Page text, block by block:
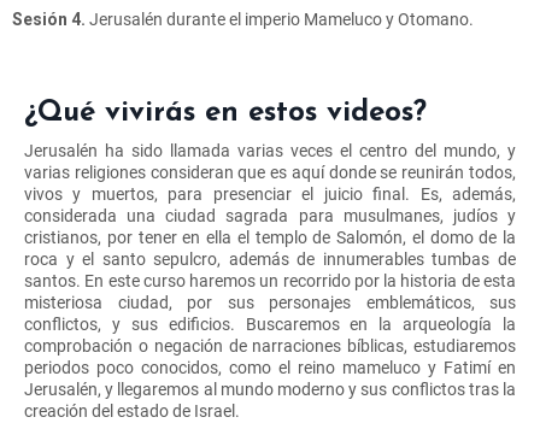
Sesión 4. Jerusalén durante el imperio Mameluco y Otomano.
¿Qué vivirás en estos videos?
Jerusalén ha sido llamada varias veces el centro del mundo, y
varias religiones consideran que es aquí donde se reunirán todos,
vivos y muertos, para presenciar el juicio final. Es, además,
considerada una ciudad sagrada para musulmanes, judíos y
cristianos, por tener en ella el templo de Salomón, el domo de la
roca y el santo sepulcro, además de innumerables tumbas de
santos. En este curso haremos un recorrido por la historia de esta
misteriosa ciudad, por sus personajes emblemáticos, sus
conflictos, y sus edificios. Buscaremos en la arqueología la
comprobación o negación de narraciones bíblicas, estudiaremos
periodos poco conocidos, como el reino mameluco y Fatimí en
Jerusalén, y llegaremos al mundo moderno y sus conflictos tras la
creación del estado de Israel.